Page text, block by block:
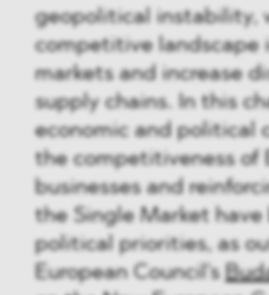
geopolitical instability,
competitive landscape
markets and increase
supply chains. In this
economic and political
the competitiveness of
businesses and
the Single Market have
political priorities, as
European Council's